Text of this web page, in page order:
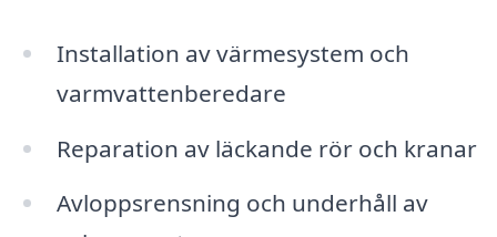
Installation av värmesystem och
varmvattenberedare
Reparation av läckande rör och kranar
Avloppsrensning och underhåll av